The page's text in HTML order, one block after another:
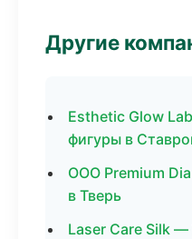
Другие
Esthetic Glow
фигуры в
ООО Premium
в Тверь
Laser Care Silk